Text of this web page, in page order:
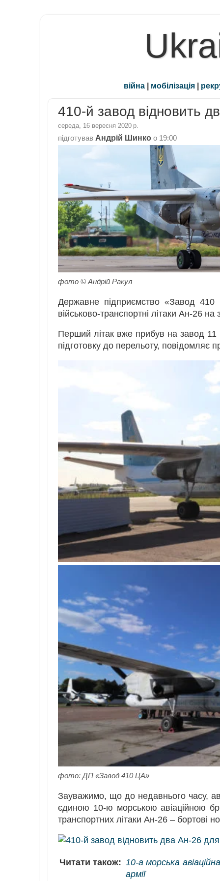
війна | мобілізація |
410-й завод відновить
середа, 16 вересня 2020 р.
підготував Андрій Шинко о 19:00
фото © Андрій Ракул
Державне підприємство «Завод 410
військово-транспортні літаки Ан-26
Перший літак вже прибув на завод 11
підготовку до перельоту, повідомляє
фото: ДП «Завод 410 ЦА»
Зауважимо, що до недавнього часу,
єдиною 10-ю морською авіаційною
транспортних літаки Ан-26 – бортові
Читати також: 10-а морська
армії